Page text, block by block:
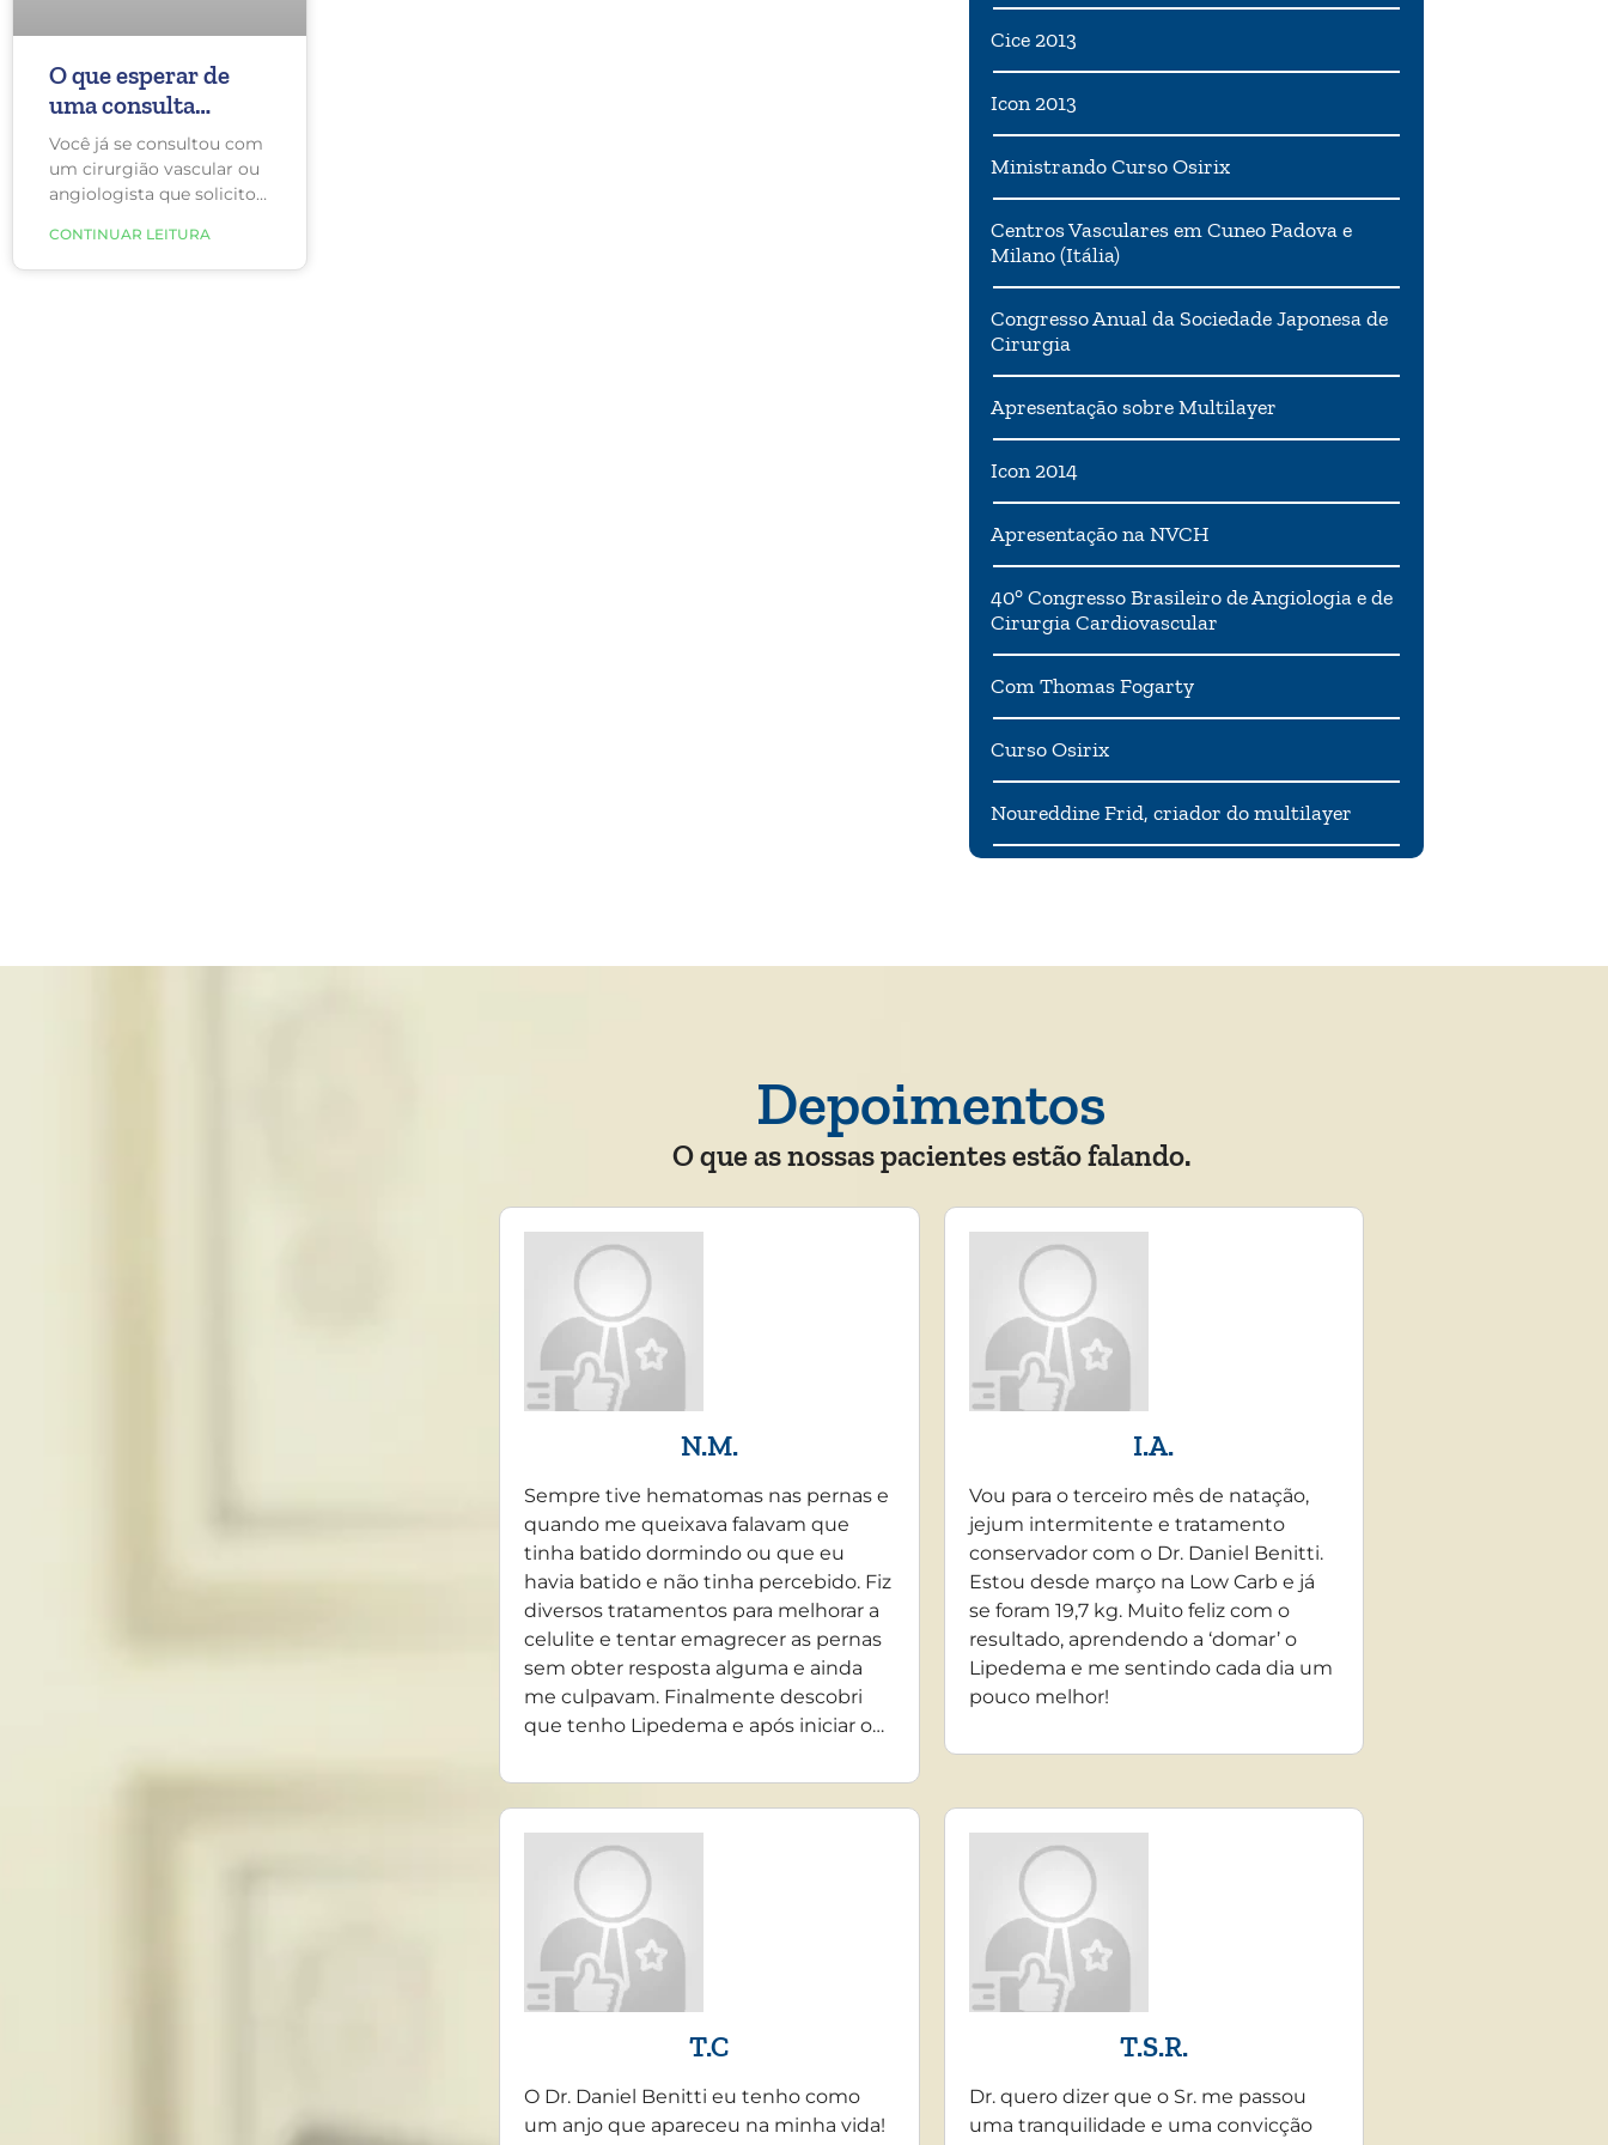
O que esperar de
uma consulta
vascular?
Você já se consultou com
um cirurgião vascular ou
angiologista que solicitou
conversar direito com
você ou indicou uma
CONTINUAR LEITURA
Cice 2013
Icon 2013
Ministrando Curso Osirix
Centros Vasculares em Cuneo Padova e
Milano (Itália)
Congresso Anual da Sociedade Japonesa de
Cirurgia
Apresentação sobre Multilayer
Icon 2014
Apresentação na NVCH
40° Congresso Brasileiro de Angiologia e de
Cirurgia Cardiovascular
Com Thomas Fogarty
Curso Osirix
Noureddine Frid, criador do multilayer
Depoimentos
O que as nossas pacientes estão falando.
N.M.
Sempre tive hematomas nas pernas e
quando me queixava falavam que
tinha batido dormindo ou que eu
havia batido e não tinha percebido. Fiz
diversos tratamentos para melhorar a
celulite e tentar emagrecer as pernas
sem obter resposta alguma e ainda
me culpavam. Finalmente descobri
que tenho Lipedema e após iniciar o…
I.A.
Vou para o terceiro mês de natação,
jejum intermitente e tratamento
conservador com o Dr. Daniel Benitti.
Estou desde março na Low Carb e já
se foram 19,7 kg. Muito feliz com o
resultado, aprendendo a ‘domar’ o
Lipedema e me sentindo cada dia um
pouco melhor!
T.C
O Dr. Daniel Benitti eu tenho como
um anjo que apareceu na minha vida!
T.S.R.
Dr. quero dizer que o Sr. me passou
uma tranquilidade e uma convicção